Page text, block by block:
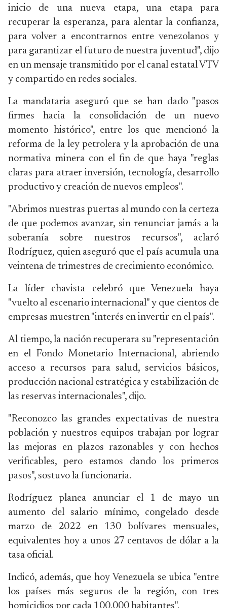
inicio de una nueva etapa, una etapa para
recuperar la esperanza, para alentar la confianza,
para volver a encontrarnos entre venezolanos y
para garantizar el futuro de nuestra juventud", dijo
en un mensaje transmitido por el canal estatal VTV
y compartido en redes sociales.
La mandataria aseguró que se han dado "pasos
firmes hacia la consolidación de un nuevo
momento histórico", entre los que mencionó la
reforma de la ley petrolera y la aprobación de una
normativa minera con el fin de que haya "reglas
claras para atraer inversión, tecnología, desarrollo
productivo y creación de nuevos empleos".
"Abrimos nuestras puertas al mundo con la certeza
de que podemos avanzar, sin renunciar jamás a la
soberanía sobre nuestros recursos", aclaró
Rodríguez, quien aseguró que el país acumula una
veintena de trimestres de crecimiento económico.
La líder chavista celebró que Venezuela haya
"vuelto al escenario internacional" y que cientos de
empresas muestren "interés en invertir en el país".
Al tiempo, la nación recuperara su "representación
en el Fondo Monetario Internacional, abriendo
acceso a recursos para salud, servicios básicos,
producción nacional estratégica y estabilización de
las reservas internacionales", dijo.
"Reconozco las grandes expectativas de nuestra
población y nuestros equipos trabajan por lograr
las mejoras en plazos razonables y con hechos
verificables, pero estamos dando los primeros
pasos", sostuvo la funcionaria.
Rodríguez planea anunciar el 1 de mayo un
aumento del salario mínimo, congelado desde
marzo de 2022 en 130 bolívares mensuales,
equivalentes hoy a unos 27 centavos de dólar a la
tasa oficial.
Indicó, además, que hoy Venezuela se ubica "entre
los países más seguros de la región, con tres
homicidios por cada 100.000 habitantes".